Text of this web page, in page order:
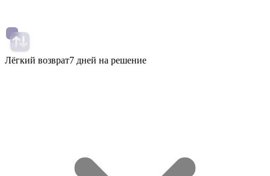
Лёгкий возврат7 дней на решение